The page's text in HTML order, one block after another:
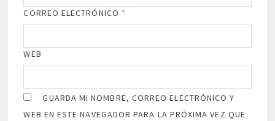
CORREO ELECTRÓNICO *
WEB
GUARDA MI NOMBRE, CORREO ELECTRÓNICO Y
WEB EN ESTE NAVEGADOR PARA LA PRÓXIMA VEZ QUE